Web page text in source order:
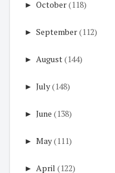
► October(118)
► September(112)
► August(144)
► July(148)
► June (138)
► May(111)
► April (122)